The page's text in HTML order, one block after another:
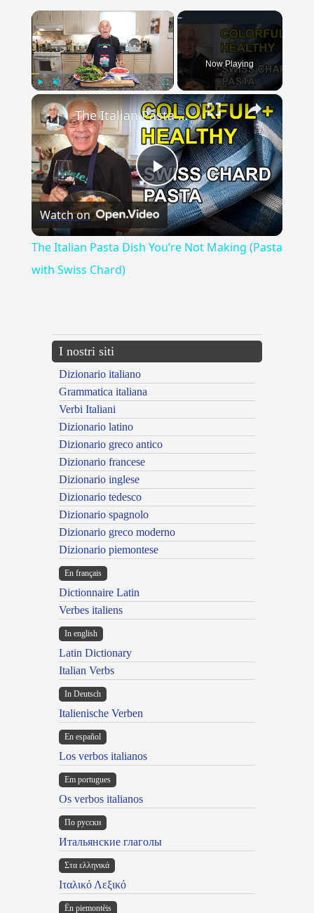
×
Unmute Fullscreen
Now Playing
×
Play
Video
The Italian Pasta Dish You’re Not Making (Pasta with Swiss Chard)
Watch on
The Italian Pasta Dish You’re Not Making (Pasta
with Swiss Chard)
I nostri siti
Dizionario italiano
Grammatica italiana
Verbi Italiani
Dizionario latino
Dizionario greco antico
Dizionario francese
Dizionario inglese
Dizionario tedesco
Dizionario spagnolo
Dizionario greco moderno
Dizionario piemontese
En français
Dictionnaire Latin
Verbes italiens
In english
Latin Dictionary
Italian Verbs
In Deutsch
Italienische Verben
En español
Los verbos italianos
Em portugues
Os verbos italianos
По русски
Итальянские глаголы
Στα ελληνικά
Ιταλικό Λεξικό
Ën piemontèis